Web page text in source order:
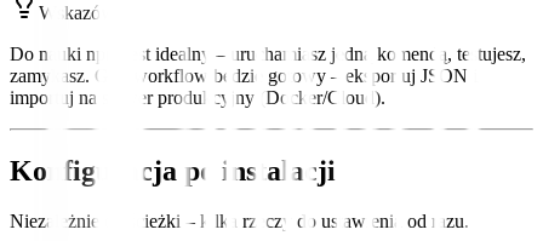
Wskazówka
Do nauki npm jest idealny – uruchamiasz jedną komendą, testujesz,
zamykasz. Gdy workflow będzie gotowy – eksportuj JSON i
importuj na serwer produkcyjny (Docker/Cloud).
Konfiguracja po instalacji
Niezależnie od ścieżki – kilka rzeczy do ustawienia od razu.